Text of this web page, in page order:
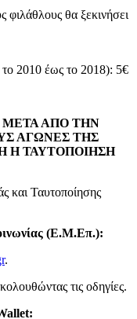
θα ξεκινήσει
το 2010 έως το 2018): 5€
ΜΕΤΑ ΑΠΟ ΤΗΝ
ΑΓΩΝΕΣ ΤΗΣ
Η ΤΑΥΤΟΠΟΙΗΣΗ
και Ταυτοποίησης
(Ε.Μ.Επ.):
.
τις οδηγίες.